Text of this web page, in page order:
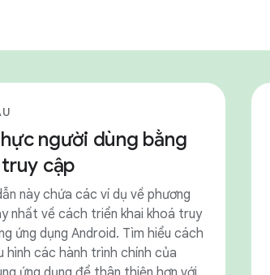
người dùng bằng
cập
này chứa các ví dụ về phương
nhất về cách triển khai khoá truy
ứng dụng Android. Tìm hiểu cách
hình các hành trình chính của